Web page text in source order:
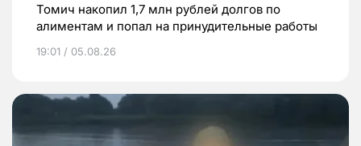
Томич накопил 1,7 млн рублей долгов по
алиментам и попал на принудительные работы
19:01 / 05.08.26